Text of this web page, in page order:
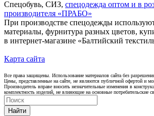
Спецобувь, СИЗ, спецодежда оптом и в
производителя «ПРАБО»
При производстве спецодежды
материалы, фурнитура разных цветов,
в интернет-магазине «Балтийский
Карта сайта
Все права защищены. Использование материалов сайта без
Цены, представленные на сайте, не являются публичной офертой и
Производитель вправе вносить незначительные изменения в
комплектность изделий, не влияющие на основные потребительские
Найти